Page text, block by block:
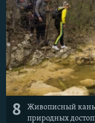
8
Живописный
природных